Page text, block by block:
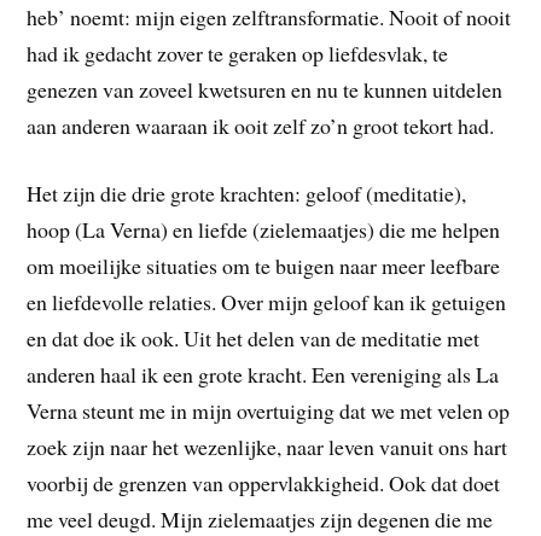
heb’ noemt: mijn eigen zelftransformatie. Nooit of nooit
had ik gedacht zover te geraken op liefdesvlak, te
genezen van zoveel kwetsuren en nu te kunnen uitdelen
aan anderen waaraan ik ooit zelf zo’n groot tekort had.
Het zijn die drie grote krachten: geloof (meditatie),
hoop (La Verna) en liefde (zielemaatjes) die me helpen
om moeilijke situaties om te buigen naar meer leefbare
en liefdevolle relaties. Over mijn geloof kan ik getuigen
en dat doe ik ook. Uit het delen van de meditatie met
anderen haal ik een grote kracht. Een vereniging als La
Verna steunt me in mijn overtuiging dat we met velen op
zoek zijn naar het wezenlijke, naar leven vanuit ons hart
voorbij de grenzen van oppervlakkigheid. Ook dat doet
me veel deugd. Mijn zielemaatjes zijn degenen die me